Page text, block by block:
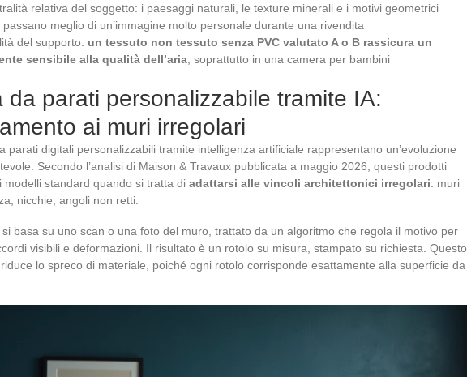
relativa del soggetto: i paesaggi naturali, le texture minerali e i motivi geometrici
passano meglio di un’immagine molto personale durante una rivendita
del supporto: un tessuto non tessuto senza PVC valutato A o B rassicura un
sensibile alla qualità dell’aria , soprattutto in una camera per bambini
da parati personalizzabile tramite IA:
ai muri irregolari
parati digitali personalizzabili tramite intelligenza artificiale rappresentano un’evoluzione
Secondo l’analisi di Maison & Travaux pubblicata a maggio 2026, questi prodotti
modelli standard quando si tratta di adattarsi alle vincoli architettonici irregolari: muri
nicchie, angoli non retti.
si basa su uno scan o una foto del muro, trattato da un algoritmo che regola il motivo per
visibili e deformazioni. Il risultato è un rotolo su misura, stampato su richiesta. Questo
lo spreco di materiale, poiché ogni rotolo corrisponde esattamente alla superficie da